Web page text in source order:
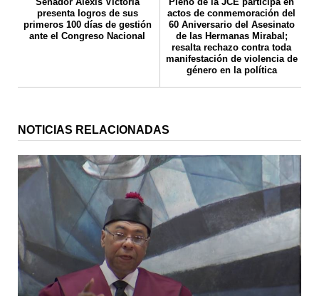
presenta logros de sus
primeros 100 días de gestión
ante el Congreso Nacional
actos de conmemoración del
60 Aniversario del Asesinato
de las Hermanas Mirabal;
resalta rechazo contra toda
manifestación de violencia de
género en la política
NOTICIAS RELACIONADAS